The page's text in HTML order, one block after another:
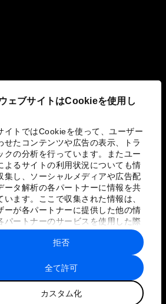
ェブサイトはCookieを使用し
イトではCookieを使って、ユーザー
せたコンテンツや広告の表示、トラ
クの分析を行っています。またユー
よるサイトの利用状況についても情
集し、ソーシャルメディアや広告配
ータ解析の各パートナーに情報を共
います。ここで収集された情報は、
ーが各パートナーに提供した他の情
パートナーのサービスを使用した際
された情報と組み合わされ、各パー
によって使用されることがありま
全て許可
カスタム化
拒否
取り組み
シーポリシーと利用規約
サイトマップ
世界経済フォーラム